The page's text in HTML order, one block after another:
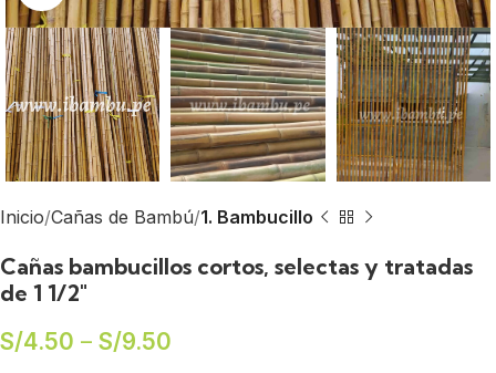
Inicio Cañas de Bambú 1. Bambucillo
Cañas bambucillos cortos, selectas y tratadas
de 1 1/2″
S/4.50 – S/9.50